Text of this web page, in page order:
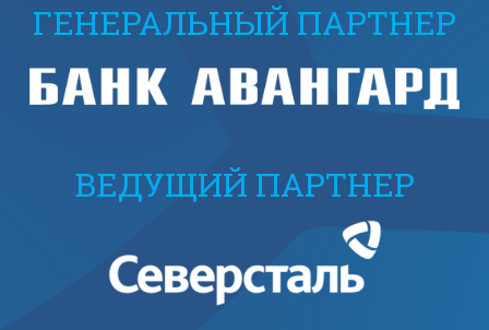
ГЕНЕРАЛЬНЫЙ ПАРТНЕР
ВЕДУЩИЙ ПАРТНЕР